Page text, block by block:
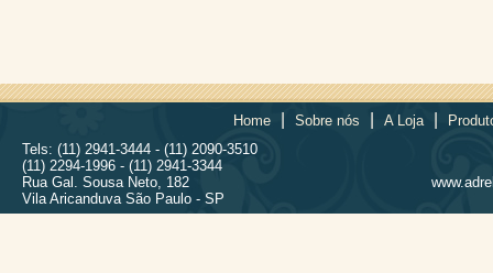
Home Sobre nós A Loja
Tels: (11) 2941-3444 - (11) 2090-3510
(11) 2294-1996 - (11) 2941-3344
Rua Gal. Sousa Neto, 182
Vila Aricanduva São Paulo - SP